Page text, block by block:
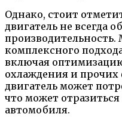
Однако, стоит
двигатель не всегда
производительность.
комплексного
включая
охлаждения и
двигатель может
что может
автомобиля.